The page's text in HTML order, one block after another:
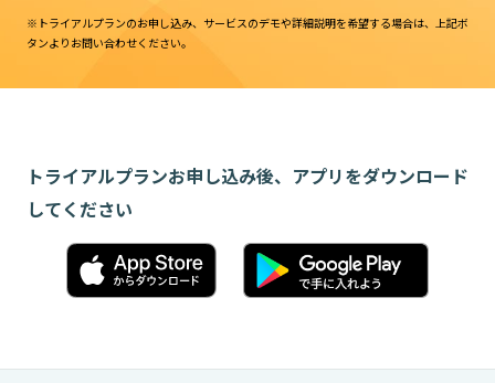
※トライアルプランのお申し込み、サービスのデモや詳細説明を希望する場合は、 上記ボ
タンよりお問い合わせください。
トライアルプランお申し込み後、アプリをダウンロード
してください